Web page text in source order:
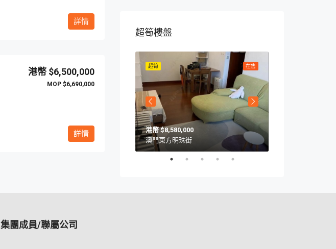
詳情
$6,500,000
$6,690,000
詳情
超筍樓盤
澳門波爾圖街321號357 號
在售
超筍
$8,580,000
澳門東方明珠街
集團成員/聯屬公司